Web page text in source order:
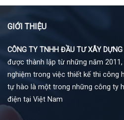
GIỚI THIỆU
CÔNG TY TNHH ĐẦU TƯ XÂY
được thành lập từ những năm 2011,
nghiệm trong việc thiết kế thi công
tự hào là một trong những công ty
điện tại Việt Nam